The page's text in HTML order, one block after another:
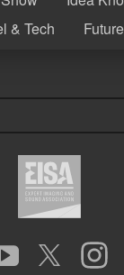
& Tech